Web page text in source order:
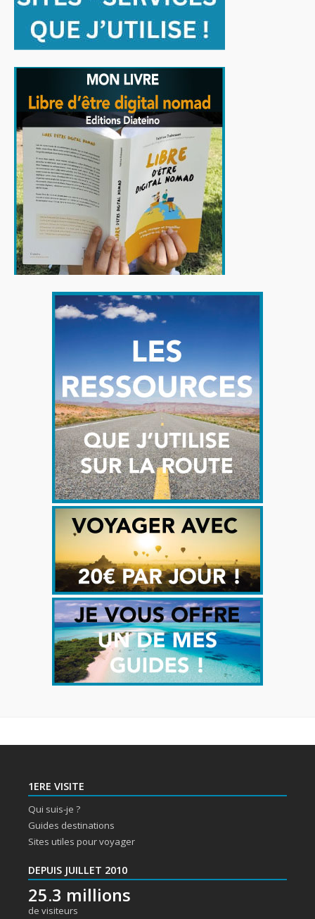
1ERE VISITE
Qui suis-je ?
Guides destinations
Sites utiles pour voyager
DEPUIS JUILLET 2010
25.3 millions
de visiteurs